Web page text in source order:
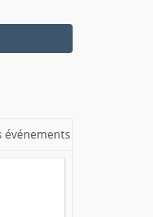
événements